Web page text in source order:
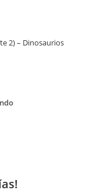
2) – Dinosaurios